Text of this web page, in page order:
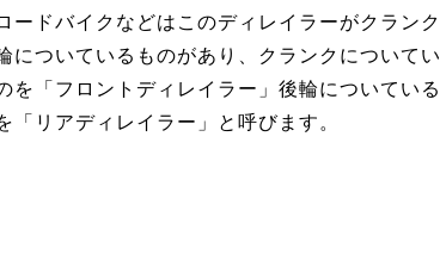
ードバイクなどはこのディレイラーがクランク
についているものがあり、クランクについてい
を「フロントディレイラー」後輪についている
「リアディレイラー」と呼びます。